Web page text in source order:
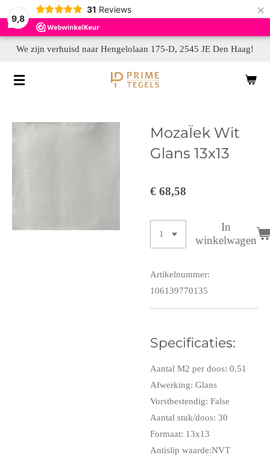
9,8
31 Reviews ×
We zijn verhuisd naar Hengelolaan 175-D, 2545 JE Den Haag!
MozaÏek Wit
Glans 13x13
€ 68,58
In
winkelwagen
Artikelnummer:
106139770135
Specificaties:
Aantal M2 per doos: 0.51
Afwerking: Glans
Vorstbestendig: False
Aantal stuk/doos: 30
Formaat: 13x13
Antislip waarde:NVT